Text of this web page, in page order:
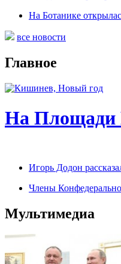
На Ботанике
все новости
Главное
На Площади
Игорь Додон
Члены
Мультимедиа